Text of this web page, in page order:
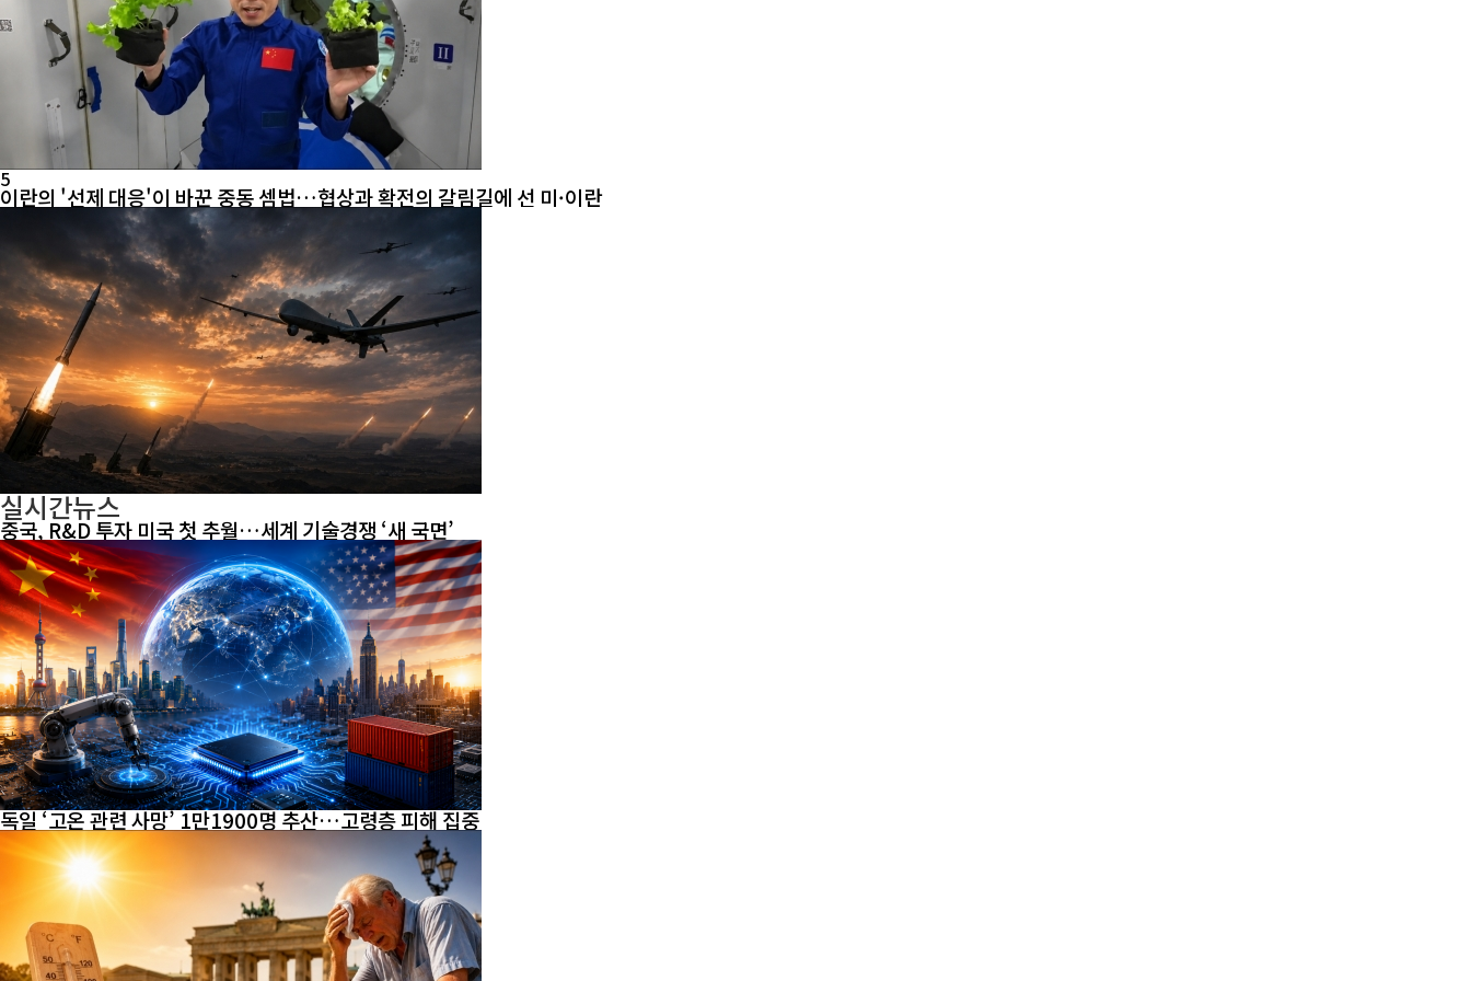
5
이란의 '선제 대응'이 바꾼 중동 셈법…협상과 확전의 갈림길에 선 미·이란
실시간뉴스
중국, R&D 투자 미국 첫 추월…세계 기술경쟁 ‘새 국면’
독일 ‘고온 관련 사망’ 1만1900명 추산…고령층 피해 집중